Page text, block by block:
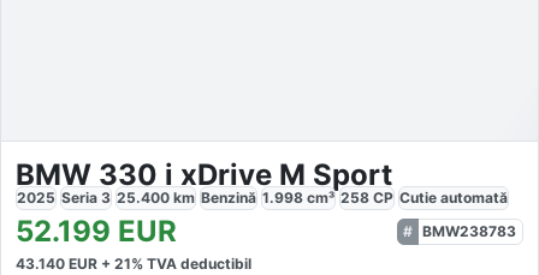
BMW 330 i xDrive M Sport
2025 Seria 3 25.400 km Benzină 1.998 cm³ 258 CP Cutie automată
52.199 EUR
BMW238783
43.140 EUR + 21% TVA deductibil